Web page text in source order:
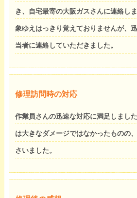
き、自宅最寄の大阪ガスさんに連絡し
象ゆえはっきり覚えておりませんが、
当者に連絡していただきました。
修理訪問時の対応
作業員さんの迅速な対応に満足しまし
は大きなダメージではなかったものの
さいました。